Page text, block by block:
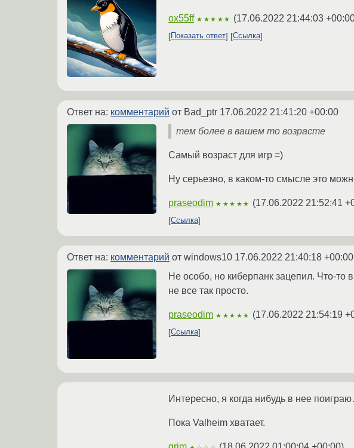
ox55ff ★★★★★ (17.06.2022 21:44:03
Показать ответ Ссылка
Ответ на: комментарий от Bad_ptr 17.06.2022 21:41:20 +00:00
тем более в вашем то возрасте
Самый возраст для игр =)
Ну серьезно, в каком-то смысле это
praseodim ★★★★★ (17.06.2022 21:52:41
Ссылка
Ответ на: комментарий от windows10 17.06.2022 21:40:18 +00:00
Не особо, но киберпанк зацепил. Что-то
не все так просто.
praseodim ★★★★★ (17.06.2022 21:54:19
Ссылка
Интересно, я когда нибудь в нее
Пока Valheim хватает.